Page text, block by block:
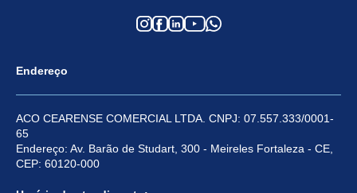
Endereço
ACO CEARENSE COMERCIAL LTDA. CNPJ: 07.557.333/0001-
65
Endereço: Av. Barão de Studart, 300 - Meireles Fortaleza - CE,
CEP: 60120-000